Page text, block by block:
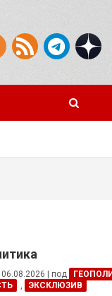
под
, ЭКСКЛЮЗИВ